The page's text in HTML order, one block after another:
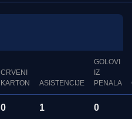
CRVENI
KARTON
ASISTENCIJE
GOLOVI
IZ
PENALA
0 1 0